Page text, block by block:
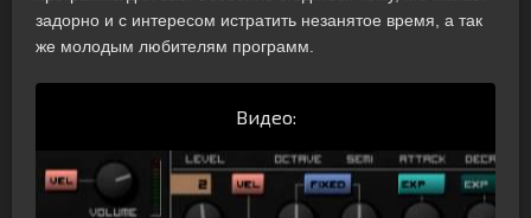
задорно и с интересом истратить незанятое время, а так
же молодым любителям программ.
Видео: